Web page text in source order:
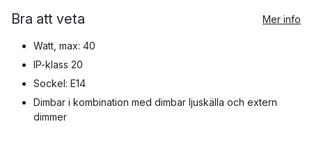
Bra att veta Mer info
Watt, max: 40
IP-klass 20
Sockel: E14
Dimbar i kombination med dimbar ljuskälla och extern
dimmer